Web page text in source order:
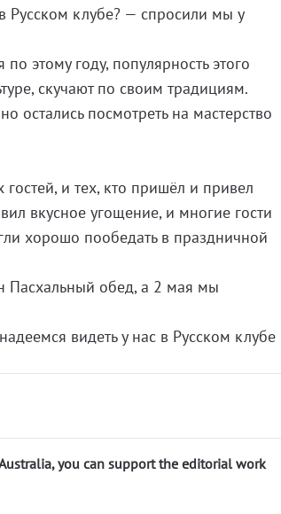
Русском клубе? — спросили мы у
этому году, популярность этого
скучают по своим традициям.
остались посмотреть на мастерство
и тех, кто пришёл и привел
вкусное угощение, и многие гости
хорошо пообедать в праздничной
Пасхальный обед, а 2 мая мы
видеть у нас в Русском клубе
you can support the editorial work